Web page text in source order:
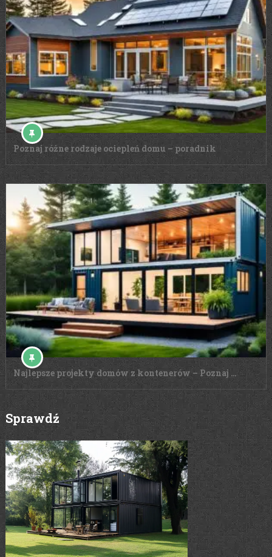
Poznaj różne rodzaje ociepleń domu – poradnik
Najlepsze projekty domów z kontenerów – Poznaj …
Sprawdź